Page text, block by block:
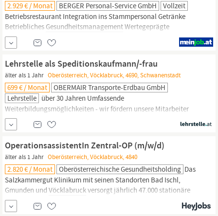
2.929 € / Monat BERGER Personal-Service GmbH
Vollzeit
Betriebs­restaurant Integration ins Stammpersonal Getränke
Betriebliches GesundheitsmanagementWertegeprägte
Unternehmenskultur Gehalt: Kollektivvertragliches
Mindestgehalt EUR 2929,00 brutto monatlich. Überzahlung auf
Grund von Qualifikation und Berufserfahrung möglich. Kontakt:
Hannes Weber Niederlassungsleiter +43 676849833240 Werde Teil
eines...
Lehrstelle als Speditionskaufmann/-frau
älter als 1 Jahr Oberösterreich, Vöcklabruck, 4690, Schwanenstadt
699 € / Monat
OBERMAIR Transporte-Erdbau GmbH
Lehrstelle über 30 Jahren Umfassende
Weiterbildungsmöglichkeiten - wir fördern unsere Mitarbeiter
Betriebsausflüge - wer hart arbeitet, darf auch feiern
Gesundheitsförderung
- steht bei uns ganz oben (zB fit2work-
Programm) LEHRE bei OBERMAIR Unser Angebot für Dich:
Junges, engagiertes Team mit hilfsbereiten Kollegen Erfahrene
Lehrlingsausbilder, die auf persönliche
OperationsassistentIn Zentral-OP (m/w/d)
älter als 1 Jahr Oberösterreich, Vöcklabruck, 4840
2.820 € / Monat Oberösterreichische Gesundheitsholding Das
Salzkammergut Klinikum mit seinen Standorten Bad Ischl,
Gmunden und Vöcklabruckversorgt jährlich 47.000 stationäre
und rund 515.000 ambulante Patientinnen und Patienten. Mit
mehr als 1.000 Betten zählt das Salzkammergut Klinikum zu den